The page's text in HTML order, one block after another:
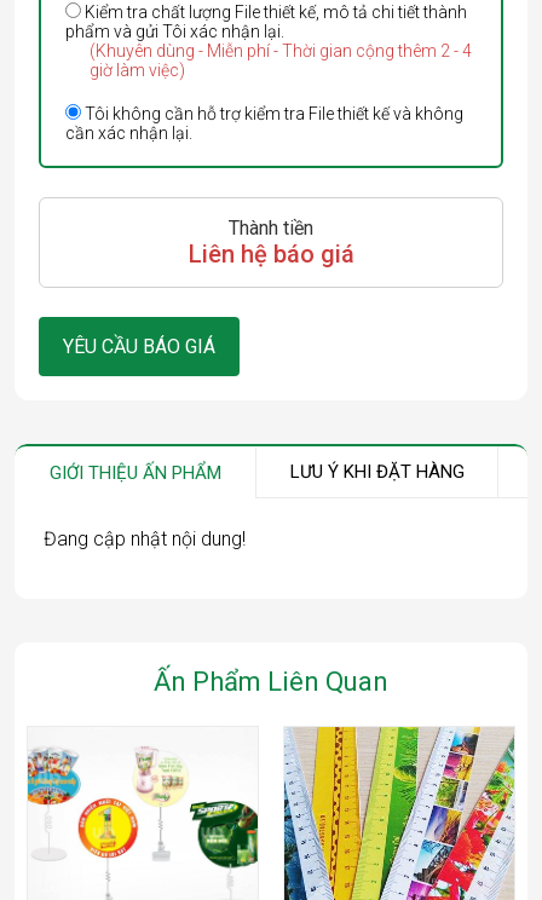
Kiểm tra chất lượng File thiết kế, mô tả chi tiết thành
phẩm và gửi Tôi xác nhận lại.
(Khuyên dùng - Miễn phí - Thời gian cộng thêm 2 - 4
giờ làm việc)
Tôi không cần hỗ trợ kiểm tra File thiết kế và không
cần xác nhận lại.
Thành tiền
Liên hệ báo giá
YÊU CẦU BÁO GIÁ
GIỚI THIỆU ẤN PHẨM LƯU Ý KHI ĐẶT HÀNG
Đang cập nhật nội dung!
Ấn Phẩm Liên Quan